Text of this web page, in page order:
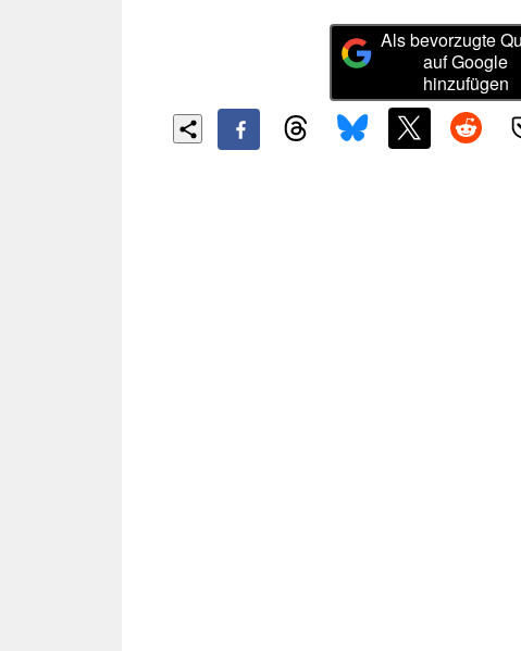
Als bevorzugte
auf Google
hinzufügen